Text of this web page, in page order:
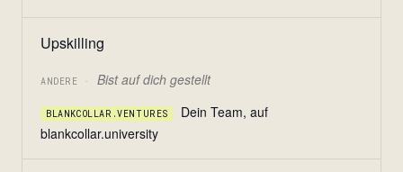
Upskilling
ANDERE · Bist auf dich gestellt
BLANKCOLLAR.VENTURES
Dein Team, auf
blankcollar.university